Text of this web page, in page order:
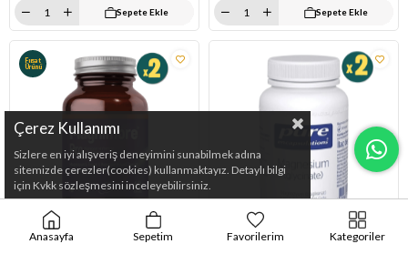
Sepete Ekle Sepete Ekle
Magnimore Pro 90 Kapsül 2 Adet
Fırsat
Ürünü
Pure Encapsulations Magnesium
Çerez Kullanımı
Sizlere en iyi alışveriş deneyimini sunabilmek adına
sitemizde çerezler(cookies) kullanmaktayız. Detaylı bilgi
için Kvkk sözleşmesini inceleyebilirsiniz.
Anasayfa Sepetim Favorilerim Kategoriler